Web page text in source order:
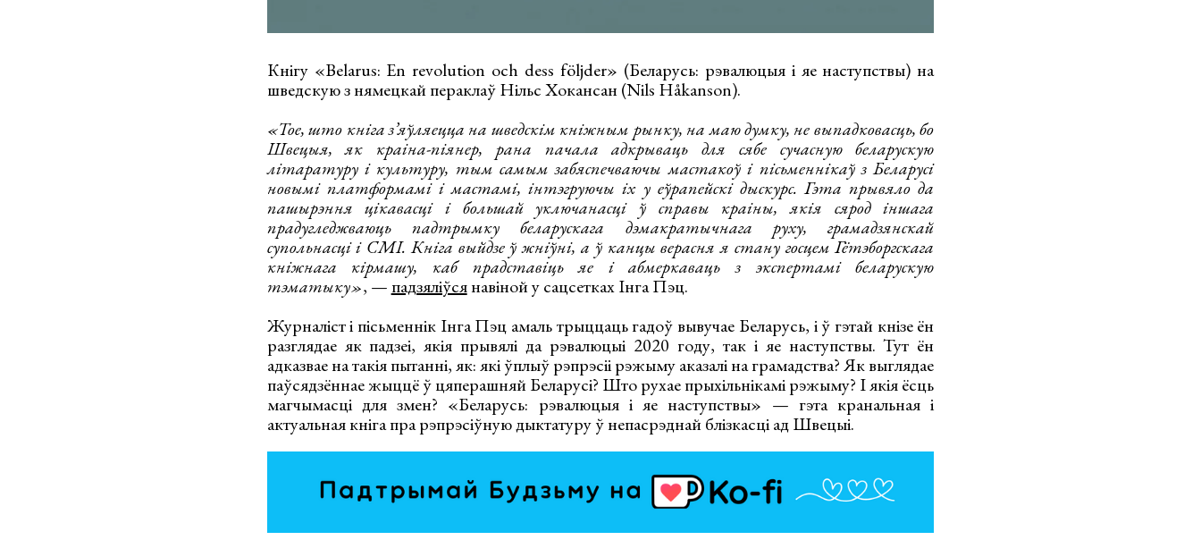
Кнігу «Belarus: En revolution och dess följder» (Беларусь: рэвалюцыя і яе наступствы) на
шведскую з нямецкай пераклаў Нільс Хокансан (Nils Håkanson).
«Тое, што кніга з’яўляецца на шведскім кніжным рынку, на маю думку, не выпадковасць, бо
Швецыя, як краіна-піянер, рана пачала адкрываць для сябе сучасную беларускую
літаратуру і культуру, тым самым забяспечваючы мастакоў і пісьменнікаў з Беларусі
новымі платформамі і мастамі, інтэгруючы іх у еўрапейскі дыскурс. Гэта прывяло да
пашырэння цікавасці і большай уключанасці ў справы краіны, якія сярод іншага
прадугледжваюць падтрымку беларускага дэмакратычнага руху, грамадзянскай
супольнасці і СМІ. Кніга выйдзе ў жніўні, а ў канцы верасня я стану госцем Гётэборгскага
кніжнага кірмашу, каб прадставіць яе і абмеркаваць з экспертамі беларускую
тэматыку», — падзяліўсянавіной у сацсетках Інга Пэц.
Журналіст і пісьменнік Інга Пэц амаль трыццаць гадоў вывучае Беларусь, і ў гэтай кнізе ён
разглядае як падзеі, якія прывялі да рэвалюцыі 2020 году, так і яе наступствы. Тут ён
адказвае на такія пытанні, як: які ўплыў рэпрэсіі рэжыму аказалі на грамадства? Як выглядае
паўсядзённае жыццё ў цяперашняй Беларусі? Што рухае прыхільнікамі рэжыму? І якія ёсць
магчымасці для змен? «Беларусь: рэвалюцыя і яе наступствы» — гэта кранальная і
актуальная кніга пра рэпрэсіўную дыктатуру ў непасрэднай блізкасці ад Швецыі.